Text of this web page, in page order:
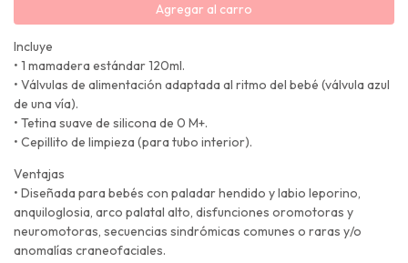
Agregar al carro
Incluye
• 1 mamadera estándar 120ml.
• Válvulas de alimentación adaptada al ritmo del bebé (válvula azul
de una vía).
• Tetina suave de silicona de 0 M+.
• Cepillito de limpieza (para tubo interior).
Ventajas
• Diseñada para bebés con paladar hendido y labio leporino,
anquiloglosia, arco palatal alto, disfunciones oromotoras y
neuromotoras, secuencias sindrómicas comunes o raras y/o
anomalías craneofaciales.